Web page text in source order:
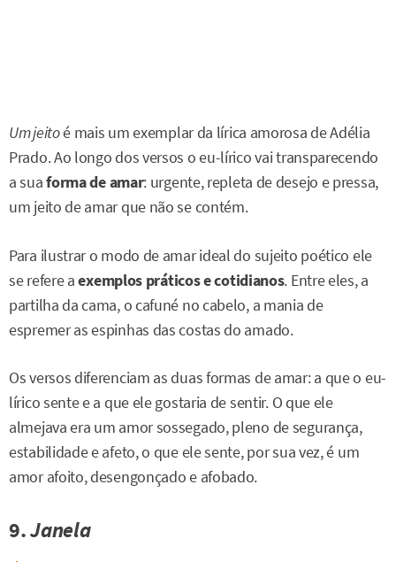
Um jeitoé mais um exemplar da lírica amorosa de Adélia
Prado. Ao longo dos versos o eu-lírico vai transparecendo
a suaforma de amar: urgente, repleta de desejo e pressa,
um jeito de amar que não se contém.
Para ilustrar o modo de amar ideal do sujeito poético ele
se refere aexemplos práticos e cotidianos. Entre eles, a
partilha da cama, o cafuné no cabelo, a mania de
espremer as espinhas das costas do amado.
Os versos diferenciam as duas formas de amar: a que o eu-
lírico sente e a que ele gostaria de sentir. O que ele
almejava era um amor sossegado, pleno de segurança,
estabilidade e afeto, o que ele sente, por sua vez, é um
amor afoito, desengonçado e afobado.
9.Janela